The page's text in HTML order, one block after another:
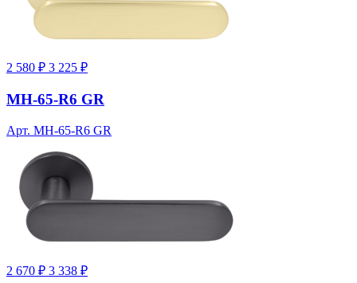
2 580 ₽ 3 225 ₽
MH-65-R6 GR
Арт. MH-65-R6 GR
2 670 ₽ 3 338 ₽